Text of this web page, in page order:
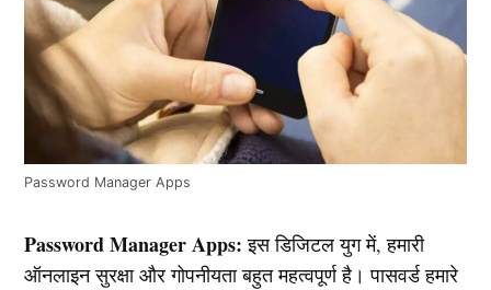
Password Manager Apps
Password Manager Apps:इस डिजिटल युग में, हमारी
ऑनलाइन सुरक्षा और गोपनीयता बहुत महत्वपूर्ण है। पासवर्ड हमारे